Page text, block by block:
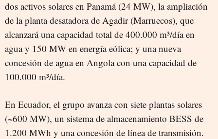
dos activos solares en Panamá (24 MW), la ampliación
de la planta desatadora de Agadir (Marruecos), que
alcanzará una capacidad total de 400.000 m³/día en
agua y 150 MW en energía eólica; y una nueva
concesión de agua en Angola con una capacidad de
100.000 m³/día.
En Ecuador, el grupo avanza con siete plantas solares
(~600 MW), un sistema de almacenamiento BESS de
1.200 MWh y una concesión de línea de transmisión.